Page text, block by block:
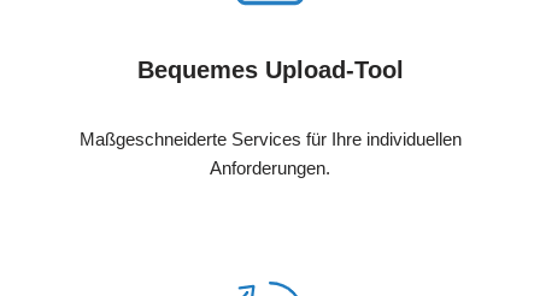
Bequemes Upload-Tool
Maßgeschneiderte Services für Ihre individuellen
Anforderungen.